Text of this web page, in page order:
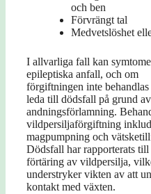
och ben
Förvrängt tal
Medvetslöshet
I allvarliga fall kan
epileptiska anfall, och om
förgiftningen inte behandlas
leda till dödsfall på grund av
andningsförlamning.
vildpersiljaförgiftning
magpumpning och
Dödsfall har rapporterats
förtäring av vildpersilja,
understryker vikten av att
kontakt med växten.